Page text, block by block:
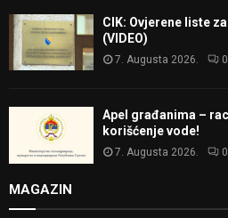
CIK: Ovjerene liste
(VIDEO)
7. Augusta 2026. 0
Apel građanima –
korišćenje vode!
7. Augusta 2026. 0
MAGAZIN